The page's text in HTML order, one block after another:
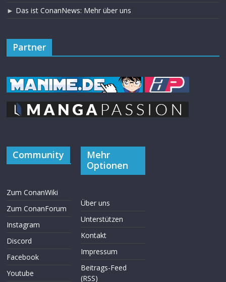
► Das ist ConanNews: Mehr über uns
Partner
Community
Zum ConanWiki
Zum ConanForum
Instagram
Discord
Facebook
Youtube
Mehr
Optionen
Über uns
Unterstützen
Kontakt
Impressum
Beitrags-Feed
(RSS)